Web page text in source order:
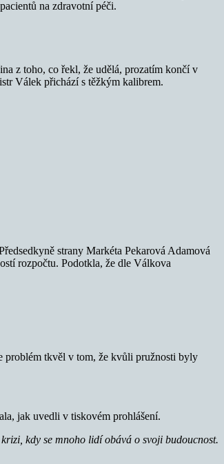
na zdravotní péči.
z toho, co řekl, že udělá, prozatím končí v
Válek přichází s těžkým kalibrem.
strany Markéta Pekarová Adamová
rozpočtu. Podotkla, že dle Válkova
problém tkvěl v tom, že kvůli pružnosti byly
jak uvedli v tiskovém prohlášení.
kdy se mnoho lidí obává o svoji budoucnost.